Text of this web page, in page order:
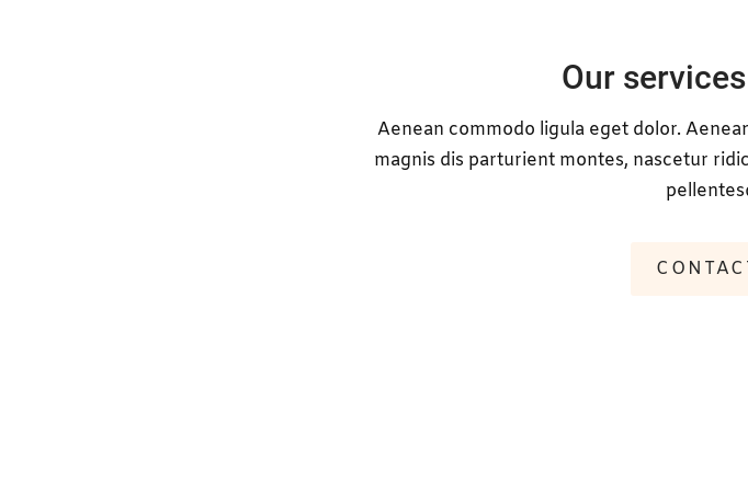
Our
Aenean commodo ligula eget dolor.
magnis dis parturient montes, nascetur